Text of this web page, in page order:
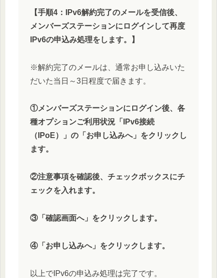
【手順4：IPv6解約完了のメールを受信後、
メンバーズステーションにログインして再度
IPv6の申込み処理をします。】
※解約完了のメールは、通常お申し込みいた
だいた当日～3日程度で届きます。
①メンバーズステーションにログイン後、各
種オプションご利用状況「IPv6接続
（IPoE）」の「お申し込みへ」をクリックし
ます。
②注意事項を確認後、チェックボックスにチ
ェックを入れます。
③「確認画面へ」をクリックします。
④「お申し込みへ」をクリックします。
以上でIPv6の申込み処理は完了です。